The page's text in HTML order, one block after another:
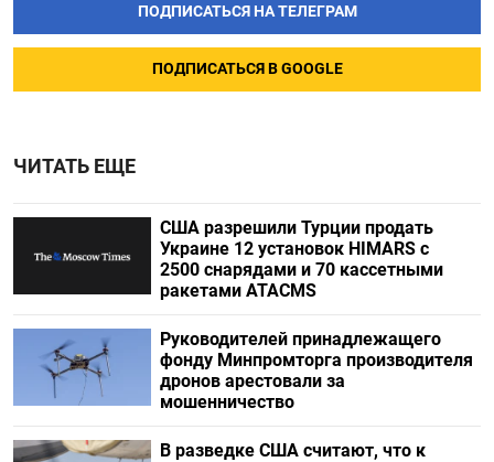
ПОДПИСАТЬСЯ НА ТЕЛЕГРАМ
ПОДПИСАТЬСЯ В GOOGLE
ЧИТАТЬ ЕЩЕ
США разрешили Турции продать
Украине 12 установок HIMARS с
2500 снарядами и 70 кассетными
ракетами ATACMS
Руководителей принадлежащего
фонду Минпромторга производителя
дронов арестовали за
мошенничество
В разведке США считают, что к